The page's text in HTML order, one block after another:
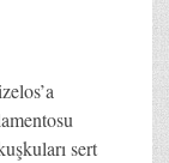
sert